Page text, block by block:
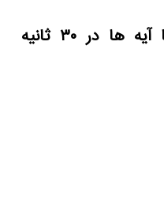
دستیار هوشمند زندگی با آیه ها در ۳۰ ثانیه